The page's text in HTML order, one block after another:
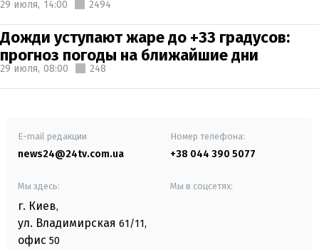
29 июля, 14:00 2494
Дожди уступают жаре до +33 градусов:
прогноз погоды на ближайшие дни
29 июля, 08:00 248
E-mail редакции
news24@24tv.com.ua
Номер телефона:
+38 044 390 5077
Мы здесь:
г. Киев,
ул. Владимирская 61/11,
офис 50
Мы в соцсетях: